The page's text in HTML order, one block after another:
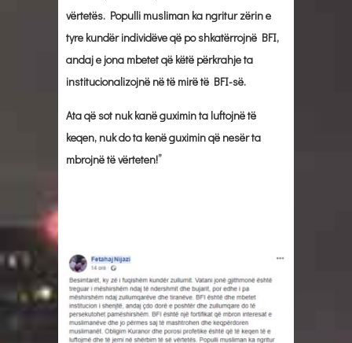
vërtetës. Populli musliman ka ngritur zërin e
tyre kundër individëve që po shkatërrojnë BFI,
andaj e jona mbetet që këtë përkrahje ta
institucionalizojnë në të mirë të BFI-së.
Ata që sot nuk kanë guximin ta luftojnë të
keqen, nuk do ta kenë guximin që nesër ta
mbrojnë të vërteten!”